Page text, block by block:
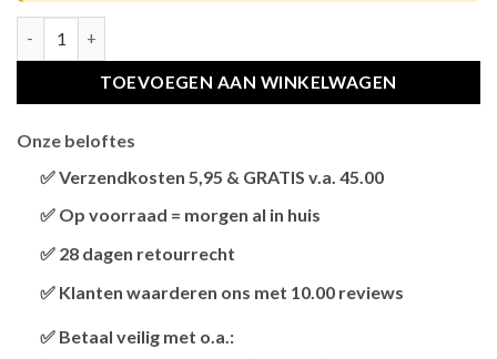
TOEVOEGEN AAN WINKELWAGEN
Onze beloftes
✅ Verzendkosten 5,95 & GRATIS v.a. 45.00
bestellingen v.a. 45,00 worden gratis verzonden.
✅ Op voorraad = morgen al in huis
wordt het vandaag nog verzonden
✅ 28 dagen retourrecht
om te retourneren.
✅ Klanten waarderen ons met 10.00 reviews
webkeur
✅ Betaal veilig met o.a.: